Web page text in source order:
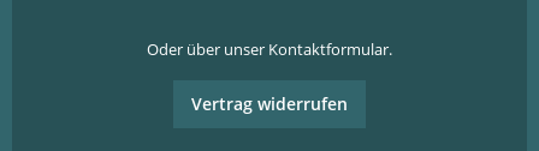
Oder über unser Kontaktformular.
Vertrag widerrufen